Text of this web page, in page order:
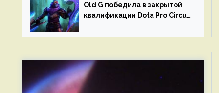
Old G победила в закрытой
квалификации Dota Pro Circuit